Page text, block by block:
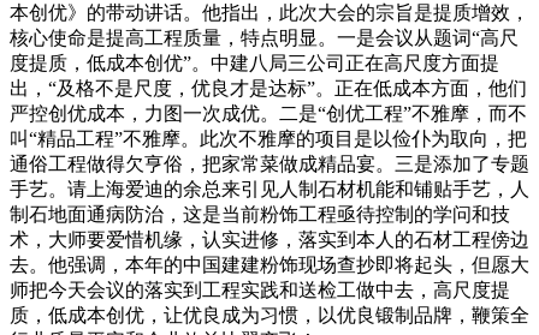
本创优》的带动讲话。他指出，此次大会的宗旨是提质增效，
核心使命是提高工程质量，特点明显。一是会议从题词“高尺
度提质，低成本创优”。中建八局三公司正在高尺度方面提
出，“及格不是尺度，优良才是达标”。正在低成本方面，他们
严控创优成本，力图一次成优。二是“创优工程”不雅摩，而不
叫“精品工程”不雅摩。此次不雅摩的项目是以俭仆为取向，把
通俗工程做得欠亨俗，把家常菜做成精品宴。三是添加了专题
手艺。请上海爱迪的余总来引见人制石材机能和铺贴手艺，人
制石地面通病防治，这是当前粉饰工程亟待控制的学问和技
术，大师要爱惜机缘，认实进修，落实到本人的石材工程傍边
去。他强调，本年的中国建建粉饰现场查抄即将起头，但愿大
师把今天会议的落实到工程实践和送检工做中去，高尺度提
质，低成本创优，让优良成为习惯，以优良锻制品牌，鞭策全